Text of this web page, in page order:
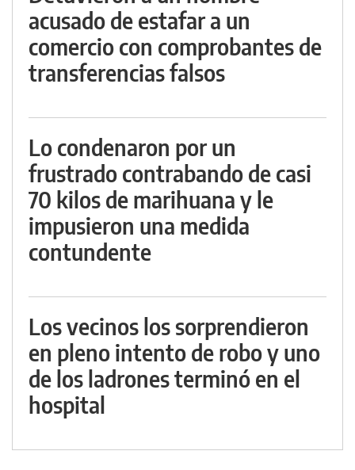
acusado de estafar a un
comercio con comprobantes de
transferencias falsos
Lo condenaron por un
frustrado contrabando de casi
70 kilos de marihuana y le
impusieron una medida
contundente
Los vecinos los sorprendieron
en pleno intento de robo y uno
de los ladrones terminó en el
hospital